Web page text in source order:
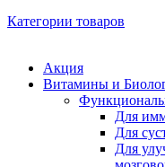
Категории товаров
Акция
Витамины и
Для
Для
Для